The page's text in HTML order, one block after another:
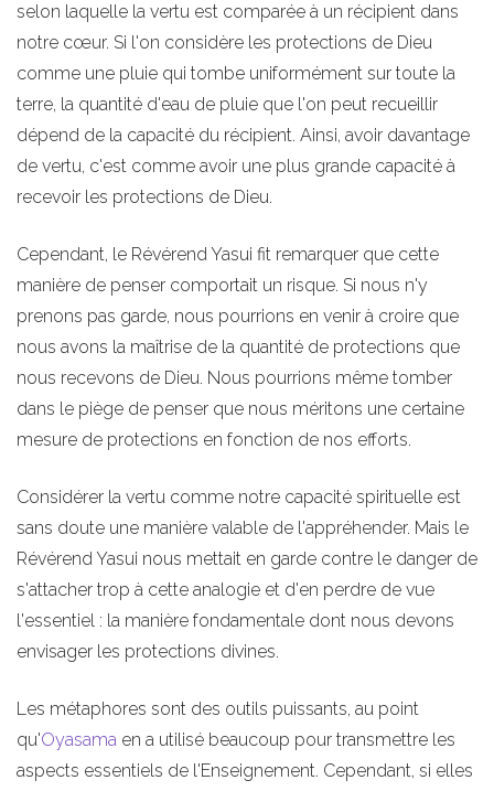
selon laquelle la vertu est comparée à un récipient dans
notre cœur. Si l'on considère les protections de Dieu
comme une pluie qui tombe uniformément sur toute la
terre, la quantité d'eau de pluie que l'on peut recueillir
dépend de la capacité du récipient. Ainsi, avoir davantage
de vertu, c'est comme avoir une plus grande capacité à
recevoir les protections de Dieu.
Cependant, le Révérend Yasui fit remarquer que cette
manière de penser comportait un risque. Si nous n'y
prenons pas garde, nous pourrions en venir à croire que
nous avons la maîtrise de la quantité de protections que
nous recevons de Dieu. Nous pourrions même tomber
dans le piège de penser que nous méritons une certaine
mesure de protections en fonction de nos efforts.
Considérer la vertu comme notre capacité spirituelle est
sans doute une manière valable de l'appréhender. Mais le
Révérend Yasui nous mettait en garde contre le danger de
s'attacher trop à cette analogie et d'en perdre de vue
l'essentiel : la manière fondamentale dont nous devons
envisager les protections divines.
Les métaphores sont des outils puissants, au point
qu'Oyasama en a utilisé beaucoup pour transmettre les
aspects essentiels de l'Enseignement. Cependant, si elles